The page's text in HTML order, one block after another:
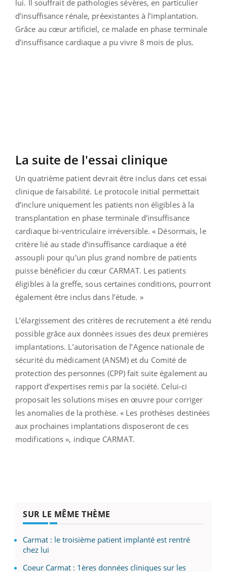
lui. Il souffrait de pathologies sévères, en particulier
d’insuffisance rénale, préexistantes à l’implantation.
Grâce au cœur artificiel, ce malade en phase terminale
d’insuffisance cardiaque a pu vivre 8 mois de plus.
La suite de l'essai clinique
Un quatrième patient devrait être inclus dans cet essai
clinique de faisabilité. Le protocole initial permettait
d’inclure uniquement les patients non éligibles à la
transplantation en phase terminale d’insuffisance
cardiaque bi-ventriculaire irréversible. « Désormais, le
critère lié au stade d’insuffisance cardiaque a été
assoupli pour qu’un plus grand nombre de patients
puisse bénéficier du cœur CARMAT. Les patients
éligibles à la greffe, sous certaines conditions, pourront
également être inclus dans l’étude. »
L’élargissement des critères de recrutement a été rendu
possible grâce aux données issues des deux premières
implantations. L’autorisation de l’Agence nationale de
sécurité du médicament (ANSM) et du Comité de
protection des personnes (CPP) fait suite également au
rapport d’expertises remis par la société. Celui-ci
proposait les solutions mises en œuvre pour corriger
les anomalies de la prothèse. « Les prothèses destinées
aux prochaines implantations disposeront de ces
modifications », indique CARMAT.
SUR LE MÊME THÈME
Carmat : le troisième patient implanté est rentré
chez lui
Coeur Carmat : 1ères données cliniques sur les